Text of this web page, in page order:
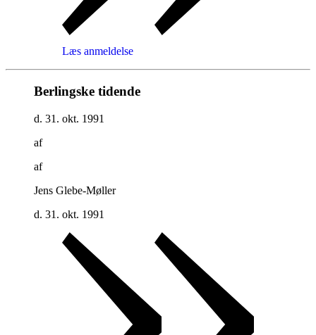
Læs anmeldelse
Berlingske tidende
d. 31. okt. 1991
af
af
Jens Glebe-Møller
d. 31. okt. 1991